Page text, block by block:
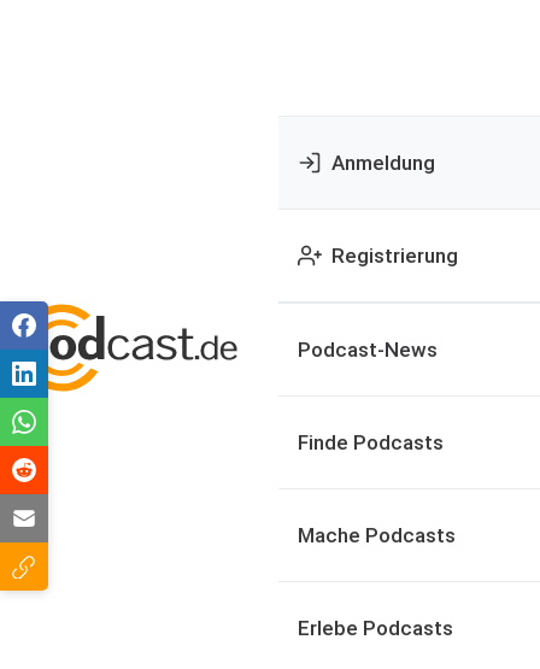
Anmeldung
Registrierung
Podcast-News
Finde Podcasts
Mache Podcasts
Erlebe Podcasts